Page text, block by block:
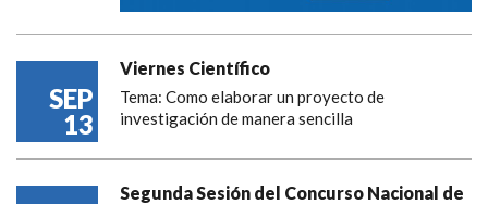
SEP
13
Viernes Científico
Tema: Como elaborar un proyecto de
investigación de manera sencilla
Segunda Sesión del Concurso Nacional de